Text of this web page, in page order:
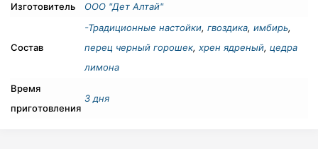
Изготовитель
ООО "Дет Алтай"
Состав
-Традиционные настойки, гвоздика, имбирь,
перец черный горошек, хрен ядреный, цедра
лимона
Время
приготовления
3 дня